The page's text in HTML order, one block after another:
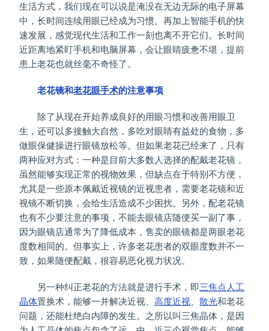
生活方式，我们现在可以说是淹没在无边无际的电子屏幕
中，长时间连续用眼已经成为习惯。再加上智能手机的快
速发展，感觉现代生活和工作一刻也离不开它们。长时间
近距离地紧盯手机和电脑屏幕，会让眼睛疲惫不堪，提前
患上老花也就丝毫不奇怪了。
老花镜和老花眼手术的注意事项
除了从现在开始养成良好的用眼习惯和改善用眼卫
生，还可以多接触大自然，多吃对眼睛有益处的食物，多
做眼保健操进行眼镜放松等。但如果老花已经来了，只有
两种应对方式：一种是目前大多数人选择的配戴老花镜，
虽然能够实现正常的视物效果，但缺点在于特别不方便，
尤其是一些原本佩戴近视镜的近视患者，需要老花镜和近
视镜不断切换，会给生活造成不少困扰。另外，配老花镜
也有不少要注意的事项，不能去眼镜店随便买一副了事，
因为眼镜店通常为了降低成本，售卖的眼镜都是两眼老花
度数相同的。但事实上，许多老花患者的双眼度数并不一
致，如果随便配戴，很容易恶化视力状况。
另一种纠正老花的方法就是进行手术，即三焦点人工
晶体置换术，能够一并解决近视、高度近视 、散光和老花
问题，还能杜绝白内障的发生。之所以叫三焦晶体，是因